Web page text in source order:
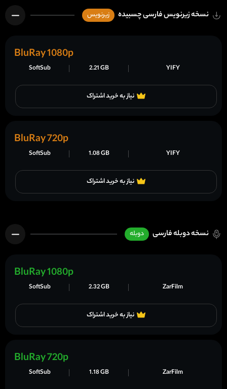
نسخه زیرنویس فارسی چسبیده زیرنویس
نیاز به خرید اشتراک
YIFY
2.21 GB
SoftSub
BluRay 1080p
نیاز به خرید اشتراک
YIFY
1.08 GB
SoftSub
BluRay 720p
نسخه دوبله فارسی دوبله
نیاز به خرید اشتراک
ZarFilm
2.32 GB
SoftSub
BluRay 1080p
ZarFilm
1.18 GB
SoftSub
BluRay 720p